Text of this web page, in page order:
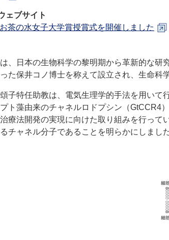
ェブサイト
茶の水女子大学賞授賞式を開催しました
、日本の生物科学の黎明期から革新的な研
た保井コノ博士を称えて設立され、生命科
子特任助教は、電気生理学的手法を用いて
ト藻由来のチャネルロドプシン（GtCCR4
療法開発の実現に向けた取り組みを行っ
チャネル分子であることを明らかにしました